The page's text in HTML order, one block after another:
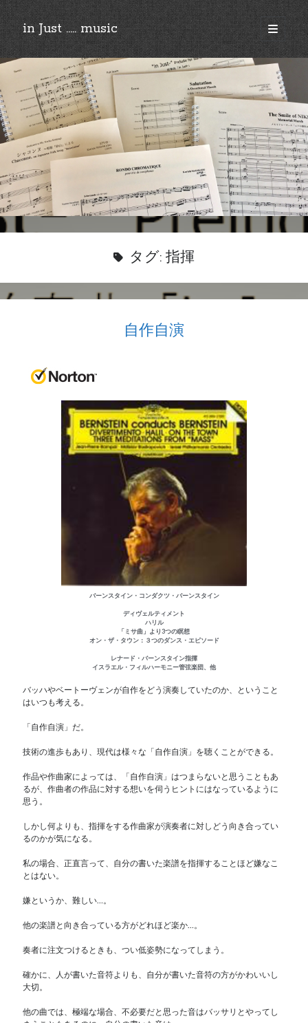
in Just ..... music
open
primary
menu
Sidebar
©︎2018-2025 by Ken’ichi MASAKADO, All rights reserved.
タグ: 指揮
自作自演
バーンスタイン・コンダクツ・バーンスタイン
ディヴェルティメント
ハリル
「ミサ曲」より3つの瞑想
オン・ザ・タウン：３つのダンス・エピソード
レナード・バーンスタイン指揮
イスラエル・フィルハーモニー管弦楽団、他
バッハやベートーヴェンが自作をどう演奏していたのか、ということ
はいつも考える。
「自作自演」だ。
技術の進歩もあり、現代は様々な「自作自演」を聴くことができる。
作品や作曲家によっては、「自作自演」はつまらないと思うこともあ
るが、作曲者の作品に対する想いを伺うヒントにはなっているように
思う。
しかし何よりも、指揮をする作曲家が演奏者に対しどう向き合ってい
るのかが気になる。
私の場合、正直言って、自分の書いた楽譜を指揮することほど嫌なこ
とはない。
嫌というか、難しい…。
他の楽譜と向き合っている方がどれほど楽か…。
奏者に注文つけるときも、つい低姿勢になってしまう。
確かに、人が書いた音符よりも、自分が書いた音符の方がかわいいし
大切。
他の曲では、極端な場合、不必要だと思った音はバッサリとやってし